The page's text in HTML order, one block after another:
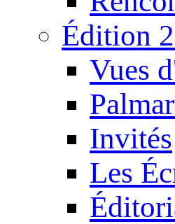
Édition
Vues
Invités
Les